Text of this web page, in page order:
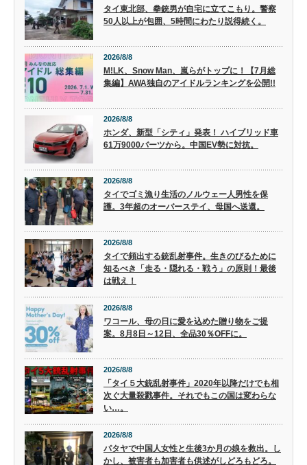
タイ東北部、拳銃男が自宅に立てこもり。警察
50人以上が包囲、5時間にわたり説得続く。
2026/8/8
M!LK、Snow Man、嵐らがトップに！【7月総
集編】AWA独自のアイドルランキングを公開!!
2026/8/8
ホンダ、新型「シティ」発表！ ハイブリッド車
61万9000バーツから。中国EV勢に対抗。
2026/8/8
タイでゴミ漁り生活のノルウェー人男性を保
護。3年超のオーバーステイ、母国へ送還。
2026/8/8
タイで頻出する銃乱射事件。生きのびるために
知るべき「走る・隠れる・戦う」の原則！最後
は戦え！
2026/8/8
ワコール、母の日に愛を込めた贈り物をご提
案。8月8日～12日、全品30％OFFに。
2026/8/8
「タイ５大銃乱射事件」2020年以降だけでも相
次ぐ大量殺戮事件。それでもこの国は変わらな
い…。
2026/8/8
パタヤで中国人女性と生後3か月の娘を救出。し
かし、被害者も加害者も供述がしどろもどろ。